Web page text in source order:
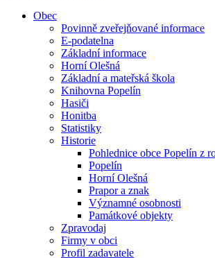
Obec
Povinně zveřejňované informace
E-podatelna
Základní informace
Horní Olešná
Základní a mateřská škola
Knihovna Popelín
Hasiči
Honitba
Statistiky
Historie
Pohlednice obce Popelín z
Popelín
Horní Olešná
Prapor a znak
Významné osobnosti
Památkové objekty
Zpravodaj
Firmy v obci
Profil zadavatele